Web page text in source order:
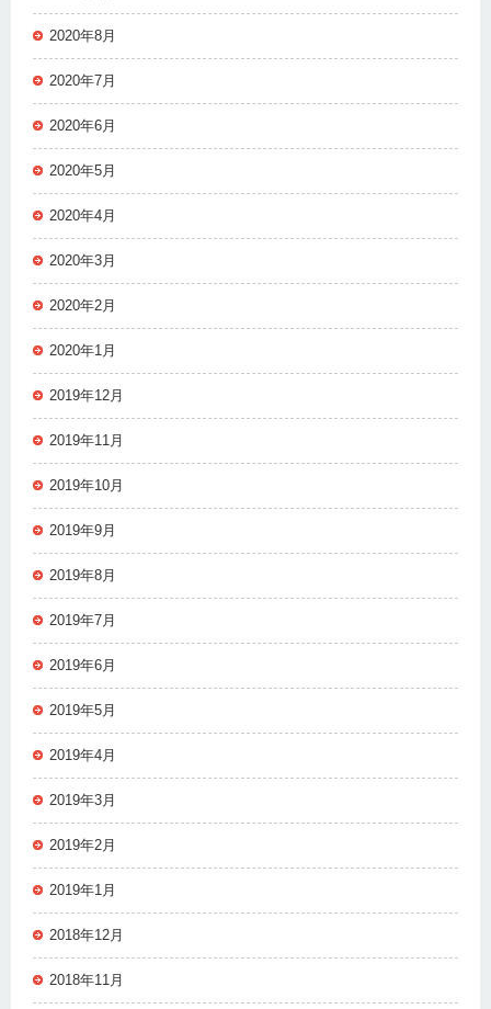
2020年8月
2020年7月
2020年6月
2020年5月
2020年4月
2020年3月
2020年2月
2020年1月
2019年12月
2019年11月
2019年10月
2019年9月
2019年8月
2019年7月
2019年6月
2019年5月
2019年4月
2019年3月
2019年2月
2019年1月
2018年12月
2018年11月